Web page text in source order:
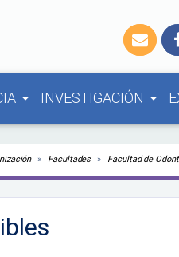
arrow_drop_down INVESTIGACIÓN arrow_drop_down
Facultades Facultad de